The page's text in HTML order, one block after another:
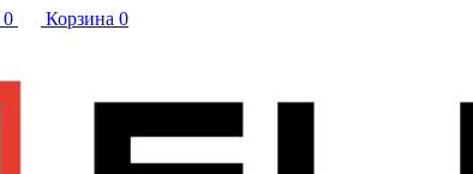
0 Корзина 0